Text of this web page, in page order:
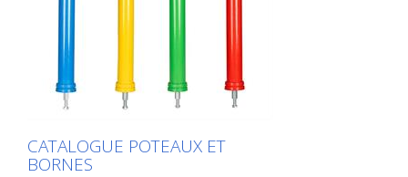
sans engagement. Vous pouvez
également commander cette information
produit sous forme d'ouvrage imprimé.
Nous vous facturerons toutefois les frais
de production, de manutention et
d'expédition.
CATALOGUE POTEAUX ET
BORNES